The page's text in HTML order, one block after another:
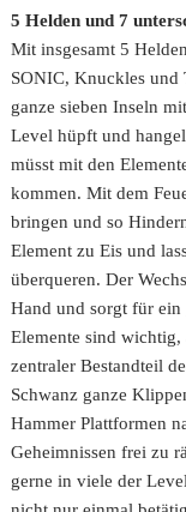
5 Helden und 7
Mit insgesamt 5
SONIC, Knuckles und
ganze sieben Inseln
Level hüpft und
müsst mit den
kommen. Mit dem
bringen und so
Element zu Eis und
überqueren. Der
Hand und sorgt für
Elemente sind wichtig,
zentraler Bestandteil
Schwanz ganze
Hammer Plattformen
Geheimnissen frei zu
gerne in viele der